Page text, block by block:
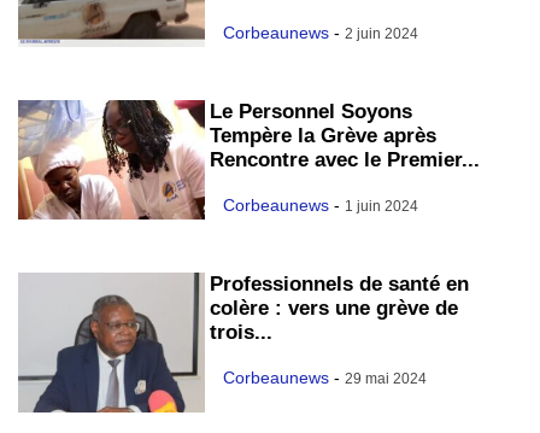
Corbeaunews - 2 juin 2024
Le Personnel Soyons
Tempère la Grève après
Rencontre avec le Premier...
Corbeaunews - 1 juin 2024
Professionnels de santé en
colère : vers une grève de
trois...
Corbeaunews - 29 mai 2024